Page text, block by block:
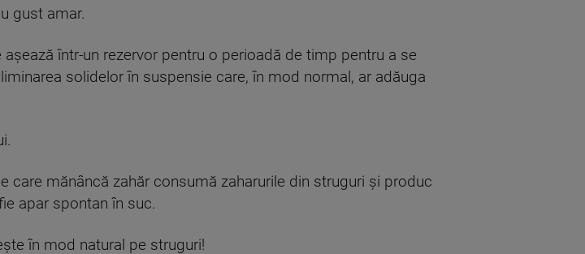
gust amar.
într-un rezervor pentru o perioadă de timp pentru a se
solidelor în suspensie care, în mod normal, ar adăuga
care mănâncă zahăr consumă zaharurile din struguri și produc
apar spontan în suc.
în mod natural pe struguri!